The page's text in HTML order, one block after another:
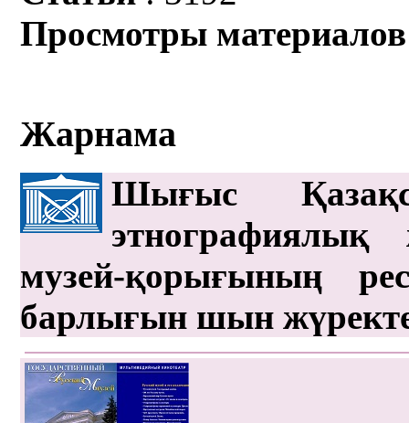
Просмотры материалов
Жарнама
Шығыс
этнографиялық
музей-қорығының
барлығын шын